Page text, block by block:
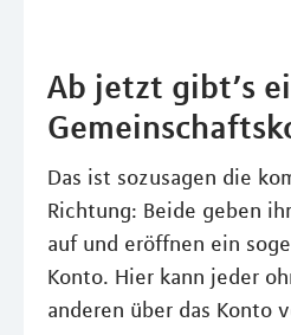
Ab jetzt gibt’s
Das ist sozusagen die
Richtung: Beide geben
auf und eröffnen ein
Konto. Hier kann jeder
anderen über das Konto